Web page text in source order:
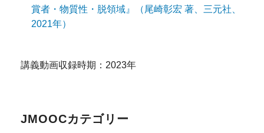
賞者・物質性・脱領域』（尾崎彰宏 著、三元社、
2021年）
講義動画収録時期：2023年
JMOOCカテゴリー